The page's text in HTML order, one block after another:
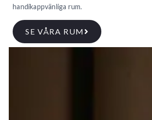
handikappvänliga rum.
SE VÅRA RUM